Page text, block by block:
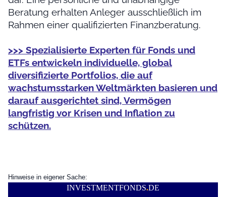
Beratung erhalten Anleger ausschließlich im
Rahmen einer qualifizierten Finanzberatung.
>>> Spezialisierte Experten für Fonds und
ETFs entwickeln individuelle, global
diversifizierte Portfolios, die auf
wachstumsstarken Weltmärkten basieren und
darauf ausgerichtet sind, Vermögen
langfristig vor Krisen und Inflation zu
schützen.
Hinweise in eigener Sache:
INVESTMENTFONDS.DE